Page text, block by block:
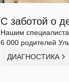
С заботой о
Нашим
6 000 родителей
ДИАГНОСТИКА